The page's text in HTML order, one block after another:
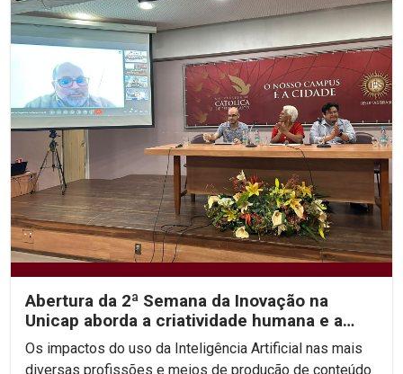
Abertura da 2ª Semana da Inovação na
Unicap aborda a criatividade humana e a
inteligência...
Os impactos do uso da Inteligência Artificial nas mais
diversas profissões e meios de produção de conteúdo